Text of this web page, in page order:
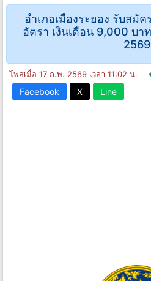
อําเภอเมืองระยอง รับสมัค
อัตรา เงินเดือน 9,000 บ
2569
โพสเมื่อ 17 ก.พ. 2569 เวลา 11:02 น.
Facebook X Line